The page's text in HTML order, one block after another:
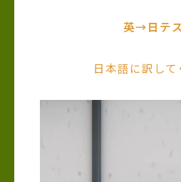
英→日テ
日本語に訳して